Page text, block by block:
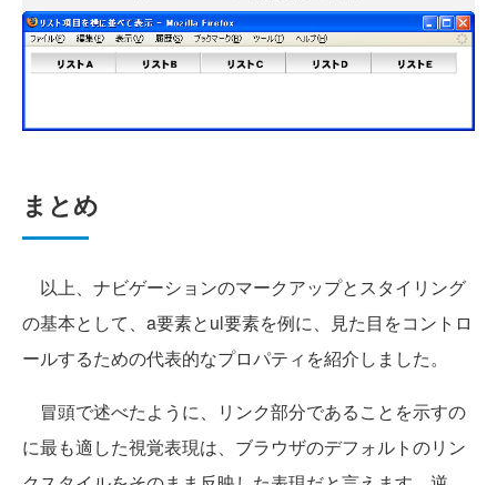
まとめ
以上、ナビゲーションのマークアップとスタイリング
の基本として、a要素とul要素を例に、見た目をコントロ
ールするための代表的なプロパティを紹介しました。
冒頭で述べたように、リンク部分であることを示すの
に最も適した視覚表現は、ブラウザのデフォルトのリン